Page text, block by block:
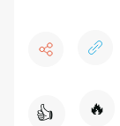
👍 🔥